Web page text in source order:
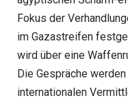
Fokus der
im Gazastreifen
wird über eine
Die Gespräche
internationalen